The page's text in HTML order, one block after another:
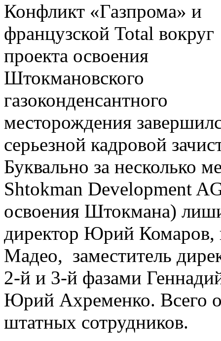
Конфликт «Газпрома» и
французской Total вокруг
проекта освоения
Штокмановского
газоконденсантного
месторождения
серьезной кадровой
Буквально за несколько
Shtokman Development
освоения Штокмана)
директор Юрий Комаров,
Мадео, заместитель
2-й и 3-й фазами
Юрий Ахременко. Всего
штатных сотрудников.